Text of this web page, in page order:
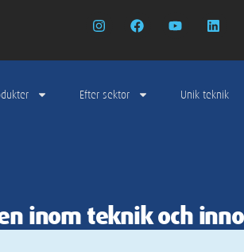
Efter sektor Unik teknik
inom teknik och